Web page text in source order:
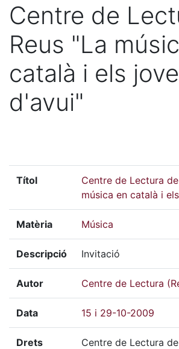
Centre de
Reus "La
català i els
d'avui"
Títol
Centre de Lectura
música en català i
Matèria Música
Descripció Invitació
Autor Centre de Lectura
Data 15 i 29-10-2009
Drets
Centre de Lectura de